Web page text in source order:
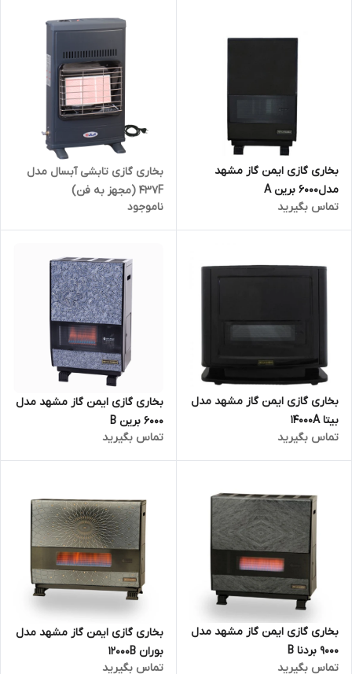
بخاری گازی ایمن گاز مشهد
مدل6000 برین A
تماس بگیرید
بخاری گازی تابشی آبسال مدل
437F (مجهز به فن)
ناموجود
بخاری گازی ایمن گاز مشهد مدل
بیتا 14000A
تماس بگیرید
بخاری گازی ایمن گاز مشهد مدل
6000 برین B
تماس بگیرید
بخاری گازی ایمن گاز مشهد مدل
9000 بردنا B
تماس بگیرید
بخاری گازی ایمن گاز مشهد مدل
بوران 12000B
تماس بگیرید